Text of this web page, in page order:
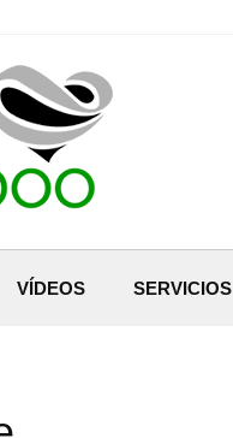
VÍDEOS SERVICIOS